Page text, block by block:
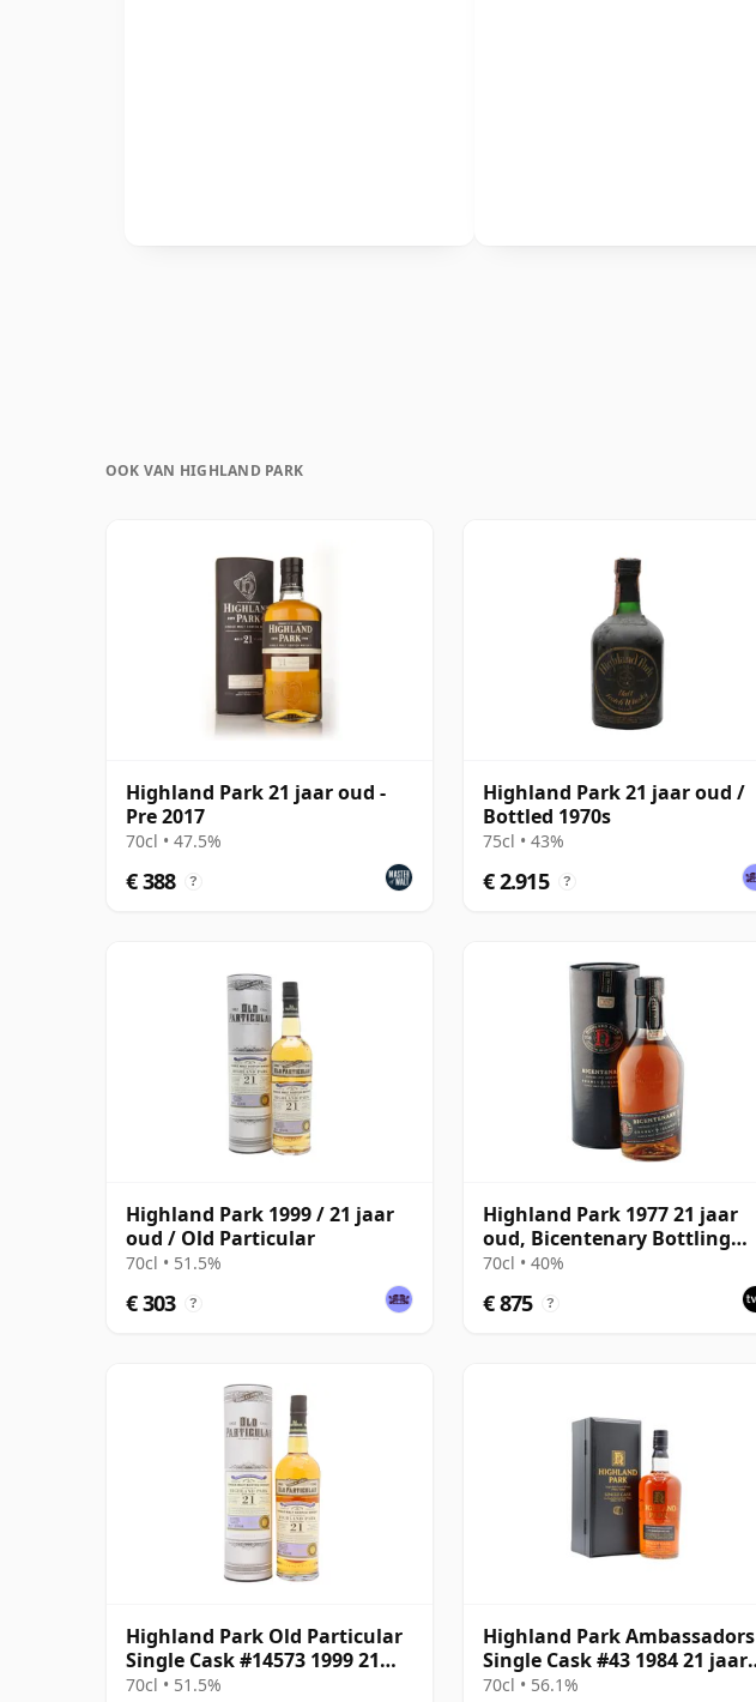
OOK VAN HIGHLAND PARK
Highland Park 21 jaar oud -
Pre 2017
70cl • 47.5%
€ 388 ?
Highland Park 21 jaar oud /
Bottled 1970s
75cl • 43%
€ 2.915 ?
Highland Park 1999 / 21 jaar
oud / Old Particular
70cl • 51.5%
€ 303 ?
Highland Park 1977 21 jaar
oud, Bicentenary Bottling
with Tube
70cl • 40%
€ 875 ?
Highland Park Old Particular
Single Cask #14573 1999 21
jaar oud
70cl • 51.5%
Highland Park Ambassadors
Single Cask #43 1984 21 jaar
oud
70cl • 56.1%